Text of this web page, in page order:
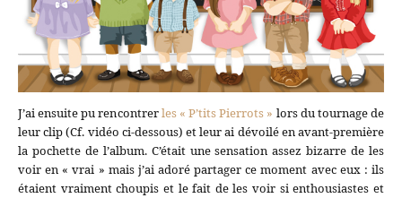
J’ai ensuite pu rencontrerles « P’tits Pierrots » lors du tournage de
leur clip (Cf. vidéo ci-dessous) et leur ai dévoilé en avant-première
la pochette de l’album. C’était une sensation assez bizarre de les
voir en « vrai » mais j’ai adoré partager ce moment avec eux : ils
étaient vraiment choupis et le fait de les voir si enthousiastes et